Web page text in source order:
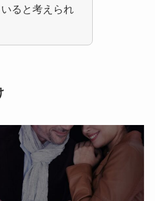
ると考えられ